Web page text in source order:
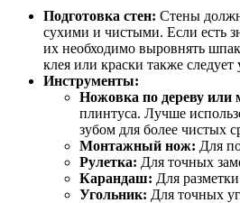
Подготовка стен: Стены
сухими и чистыми. Если есть
их необходимо выровнять
клея или краски также следует
Инструменты:
Ножовка по дереву или
плинтуса. Лучше
зубом для более чистых
Монтажный нож: Для
Рулетка: Для точных
Карандаш: Для
Угольник: Для точных